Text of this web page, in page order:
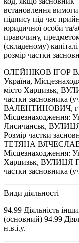
встановлення вимоги
підпису під час
юридичної особи та/
правочину,
(складеному)
розмір частки
ОЛЕЙНІКОВ ІГОР
Україна,
місто Харцизьк,
частки засновника
ВАЛЕНТИНОВИЧ,
Місцезнаходження:
Лисичанськ,
Розмір частки
ТЕТЯНА
Місцезнаходження:
Харцизьк, ВУЛИЦЯ
частки засновника
Види діяльності
94.99 Діяльність
(основний) 94.99
н.в.і.у.